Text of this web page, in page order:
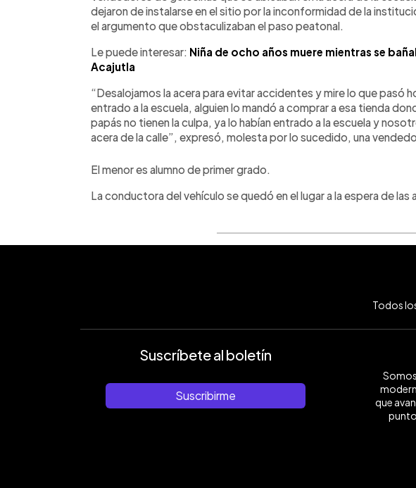
dejaron de instalarse en el sitio por la inconformidad de la
el argumento que obstaculizaban el paso peatonal.
Le puede interesar: Niña de ocho años muere mientras se
Acajutla
“Desalojamos la acera para evitar accidentes y mire lo que pasó
entrado a la escuela, alguien lo mandó a comprar a esa tienda
papás no tienen la culpa, ya lo habían entrado a la escuela y
acera de la calle”, expresó, molesta por lo sucedido, una
El menor es alumno de primer grado.
La conductora del vehículo se quedó en el lugar a la espera de las
Todos
Suscríbete al boletín
Suscribirme
que